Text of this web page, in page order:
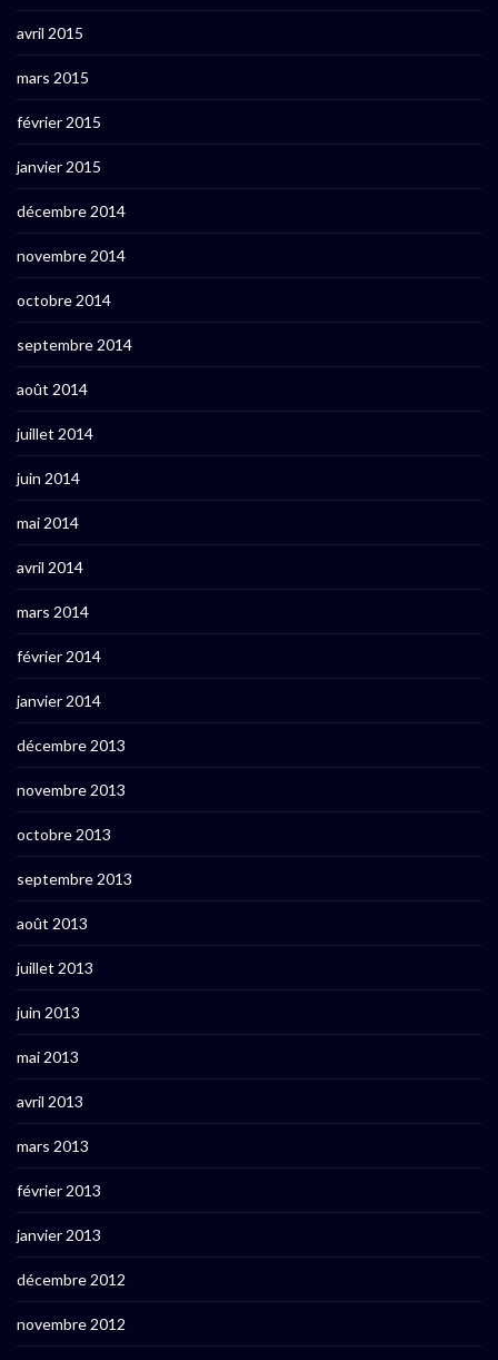
avril 2015
mars 2015
février 2015
janvier 2015
décembre 2014
novembre 2014
octobre 2014
septembre 2014
août 2014
juillet 2014
juin 2014
mai 2014
avril 2014
mars 2014
février 2014
janvier 2014
décembre 2013
novembre 2013
octobre 2013
septembre 2013
août 2013
juillet 2013
juin 2013
mai 2013
avril 2013
mars 2013
février 2013
janvier 2013
décembre 2012
novembre 2012